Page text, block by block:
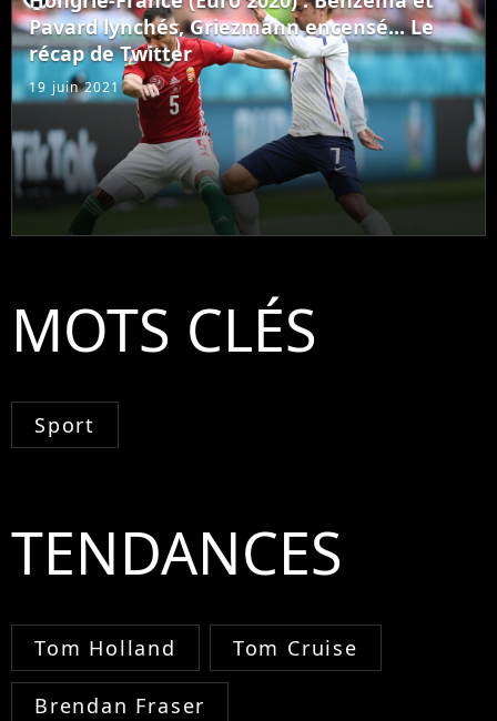
Pavard lynchés, Griezmann encensé... Le
récap de Twitter
19 juin 2021
MOTS CLÉS
Sport
TENDANCES
Tom Holland Tom Cruise
Brendan Fraser